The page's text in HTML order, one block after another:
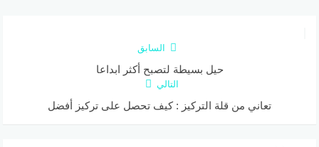
السابق
حيل بسيطة لتصبح أكثر ابداعا
التالي
تعاني من قلة التركيز : كيف تحصل على تركيز أفضل